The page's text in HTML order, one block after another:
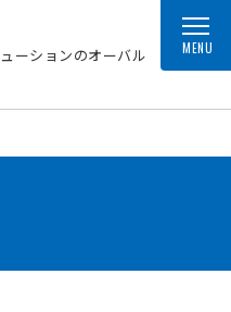
ーションのオーバル MENU